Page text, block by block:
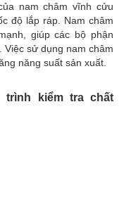
nam châm vĩnh cửu
độ lắp ráp. Nam châm
giúp các bộ phận
sử dụng nam châm
năng suất sản xuất.
trình kiểm tra chất